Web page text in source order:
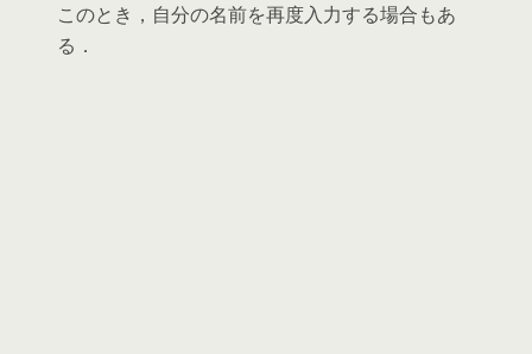
このとき，自分の名前を再度入力する場合もあ
る．